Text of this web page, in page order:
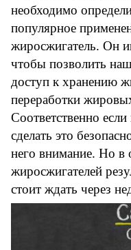
необходимо
популярное
жиросжигатель. Он
чтобы позволить
доступ к хранению
переработки
Соответственно
сделать это
него внимание. Но в
жиросжигателей
стоит ждать через